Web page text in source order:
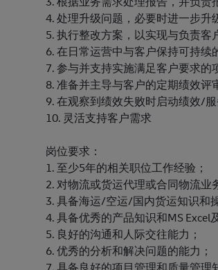
4. 处理升级问题，必要时进一步升
5. 执行整改方案，以实现与负责客
6. 在日常运营中与客户保持可持续
7. 参与并支持实施满足客户要求的
8. 准备并主导与客户的定期绩效评
9. 在观察到绩效失败时启动绩效/
10. 灵活支持客户需求
岗位要求：
1. 至少5年的相关职位工作经验；
2. 对物流或货运代理或合同物流业
3. 具备海运/空运/国内货运知识和
4. 具备优秀的产品知识和MS Excel
5. 良好的沟通和人际交往能力；
6. 优秀的分析和解决问题的能力；
7. 具备良好的项目管理和质量管理